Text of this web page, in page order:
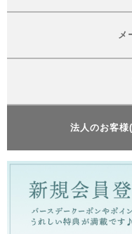
メ
法人のお客様